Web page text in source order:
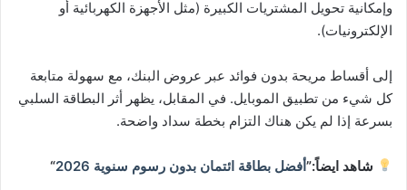
وإمكانية تحويل المشتريات الكبيرة (مثل الأجهزة الكهربائية أو
الإلكترونيات).
إلى أقساط مريحة بدون فوائد عبر عروض البنك، مع سهولة متابعة
كل شيء من تطبيق الموبايل. في المقابل، يظهر أثر البطاقة السلبي
بسرعة إذا لم يكن هناك التزام بخطة سداد واضحة.
شاهد ايضاً:”أفضل بطاقة ائتمان بدون رسوم سنوية 2026 “